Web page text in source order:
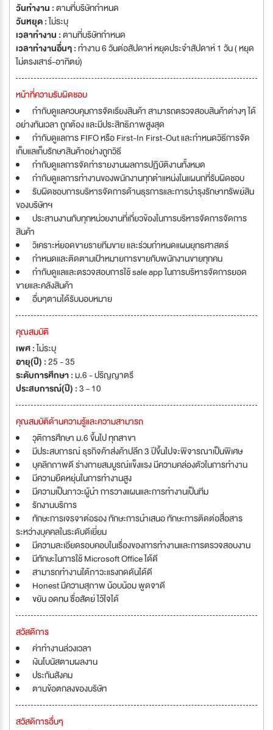
วันทำงาน :ตามที่บริษัทกำหนด
วันหยุด :ไม่ระบุ
เวลาทำงาน :ตามที่บริษัทกำหนด
เวลาทำงานอื่นๆ :ทำงาน 6 วันต่อสัปดาห์ หยุดประจำสัปดาห์ 1 วัน ( หยุด
ไม่ตรงเสาร์-อาทิตย์)
หน้าที่ความรับผิดชอบ
กำกับดูแลควบคุมการจัดเรียงสินค้า สามารถตรวจสอบสินค้าต่างๆ ได้
อย่างทันเวลา ถูกต้อง และมีประสิทธิภาพสูงสุด
กำกับดูแลการ FIFO หรือ First-In First-Out และกำหนดวิธีการจัด
เก็บแลเก็บรักษาสินค้าอย่างถูกวิธี
กำกับดูแลการจัดทำรายงานผลการปฏิบัติงานทั้งหมด
กำกับดูแลการทำงานของพนักงานทุกตำแหน่งในแผนกที่รับผิดชอบ
รับผิดชอบการบริหารจัดการด้านธุรการและการบำรุงรักษาทรัพย์สิน
ของบริษัทฯ
ประสานงานกับทุกหน่วยงานที่เกี่ยวข้องในการบริหารจัดการจัดการ
สินค้า
วิเคราะห์ยอดขายรายทีมขาย และร่วมกำหนดแผนยุทธศาสตร์
กำหนดและติดตามเป้าหมายการขายกับพนักงานขายทุกคน
กำกับดูแลและตรวจสอบการใช้ sale app ในการบริหารจัดการยอด
ขายและคลังสินค้า
อื่นๆตามได้รับมอบหมาย
คุณสมบัติ
เพศ :ไม่ระบุ
อายุ(ปี) :25 - 35
ระดับการศึกษา :ม.6 - ปริญญาตรี
ประสบการณ์(ปี) :3 - 10
คุณสมบัติด้านความรู้และความสามารถ
วุติการศึกษา ม.6 ขึ้นไป ทุกสาขา
มีประสบการณ์ ธุรกิจค้าส่งค้าปลีก 3 ปีขึ้นไปจะพิจารณาเป็นพิเศษ
บุคลิกภาพดี ร่างกายสมบูรณ์แข็งแรง มีความคล่องตัวในการทำงาน
มีความยืดหยุ่นในการทำงานสูง
มีความเป็นภาวะผู้นำ การวางแผนและการทำงานเป็นทีม
รักงานบริการ
ทักษะการเจรจาต่อรอง ทักษะการนำเสนอ ทักษะการติดต่อสื่อสาร
ระหว่างบุคคลในระดับดีเยี่ยม
มีความละเอียดรอบคอบในเรื่องของการทำงานและการตรวจสอบงาน
มีทักษะในการใช้ Microsoft Office ได้ดี
สามารถทำงานใต้ภาวะแรงกดดันได้ดี
Honest มีความสุภาพ น้อบน้อม พูดจาดี
ขยัน อดทน ซื่อสัตย์ ไว้ใจได้
สวัสดิการ
ค่าทำงานล่วงเวลา
เงินโบนัสตามผลงาน
ประกันสังคม
ตามข้อตกลงของบริษัท
สวัสดิการอื่นๆ